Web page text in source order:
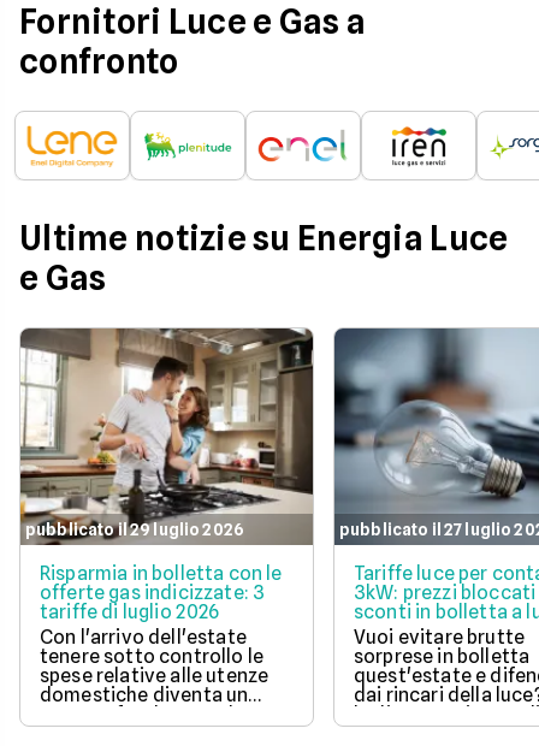
Fornitori Luce e Gas a
confronto
Ultime notizie su Energia Luce
e Gas
pubblicato il 29 luglio 2026
Risparmia in bolletta con le
offerte gas indicizzate: 3
tariffe di luglio 2026
Con l'arrivo dell'estate
tenere sotto controllo le
spese relative alle utenze
domestiche diventa un
aspetto fondamentale per
la pianificazione del bilancio
pubblicato il 27 luglio
Tariffe luce per
3kW: prezzi bloccati
sconti in bolletta a
2026
Vuoi evitare brutte
sorprese in bolletta
quest'estate e
dai rincari della
luglio 2026 ci sono
offerte con prezzo